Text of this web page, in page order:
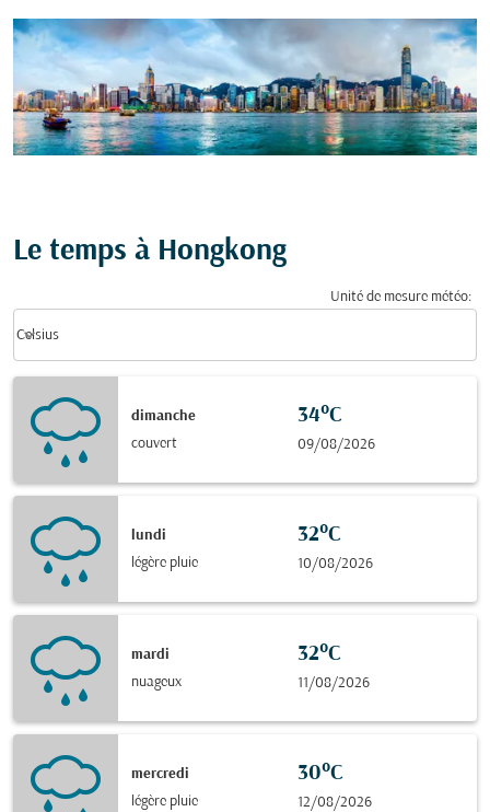
Le temps à Hongkong
Unité de mesure météo:
Celsius
keyboard_arrow_down
dimanche
couvert
34°C
09/08/2026
lundi
légère pluie
32°C
10/08/2026
mardi
nuageux
32°C
11/08/2026
mercredi
légère pluie
30°C
12/08/2026